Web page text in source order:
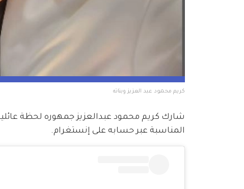
كريم محمود عبد العزيز وبناته
شارك كريم محمود عبدالعزيز جمهوره لحظة
المناسبة عبر حسابه على إنستغرام.